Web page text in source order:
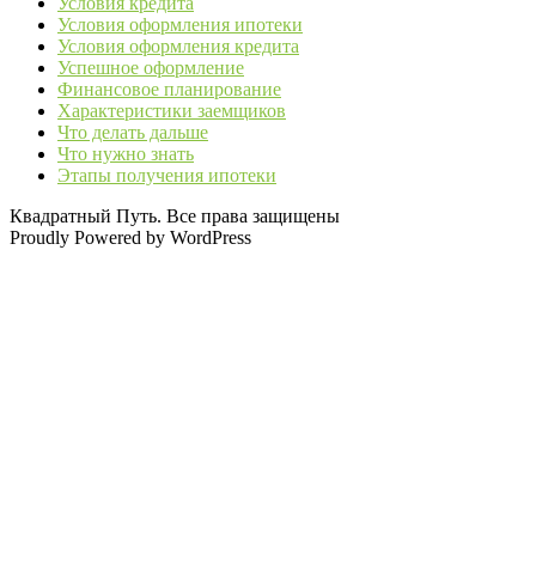
Условия оформления ипотеки
Условия оформления кредита
Успешное оформление
Финансовое планирование
Характеристики заемщиков
Что делать дальше
Что нужно знать
Этапы получения ипотеки
Квадратный Путь. Все права защищены
Proudly Powered by WordPress